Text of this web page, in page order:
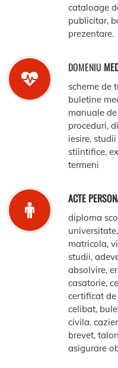
cataloage
publicitar,
prezentare.
DOMENIU
scheme de
buletine
manuale
proceduri,
iesire,
stiintifice,
termeni
ACTE
diploma
matricola,
studii,
absolvire,
casatorie,
certificat de
celibat,
civila,
brevet,
asigurare